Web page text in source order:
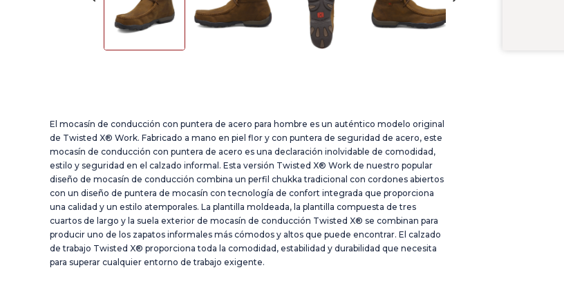
El mocasín de conducción con puntera de acero para hombre es un auténtico modelo original
de Twisted X® Work. Fabricado a mano en piel flor y con puntera de seguridad de acero, este
mocasín de conducción con puntera de acero es una declaración inolvidable de comodidad,
estilo y seguridad en el calzado informal. Esta versión Twisted X® Work de nuestro popular
diseño de mocasín de conducción combina un perfil chukka tradicional con cordones abiertos
con un diseño de puntera de mocasín con tecnología de confort integrada que proporciona
una calidad y un estilo atemporales. La plantilla moldeada, la plantilla compuesta de tres
cuartos de largo y la suela exterior de mocasín de conducción Twisted X® se combinan para
producir uno de los zapatos informales más cómodos y altos que puede encontrar. El calzado
de trabajo Twisted X® proporciona toda la comodidad, estabilidad y durabilidad que necesita
para superar cualquier entorno de trabajo exigente.